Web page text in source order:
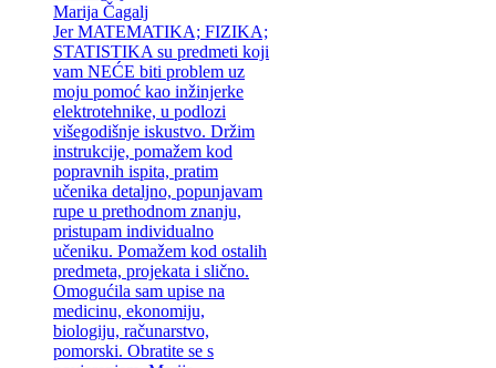
Marija Čagalj
Jer MATEMATIKA; FIZIKA;
STATISTIKA su predmeti koji
vam NEĆE biti problem uz
moju pomoć kao inžinjerke
elektrotehnike, u podlozi
višegodišnje iskustvo. Držim
instrukcije, pomažem kod
popravnih ispita, pratim
učenika detaljno, popunjavam
rupe u prethodnom znanju,
pristupam individualno
učeniku. Pomažem kod ostalih
predmeta, projekata i slično.
Omogućila sam upise na
medicinu, ekonomiju,
biologiju, računarstvo,
pomorski. Obratite se s